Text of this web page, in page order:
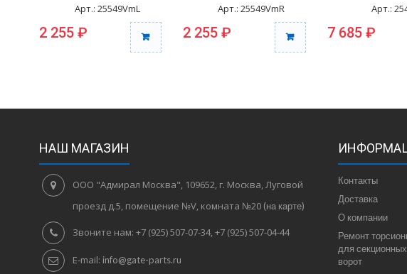
(шт.)
Арт.: 25549VmL
2 255 ₽
(шт.)
Арт.: 25549VmR
2 255 ₽
Арт.:
7 685 ₽
НАШ МАГАЗИН
ООО "Адмирал Москва", 109652, г. Москва, Луговой
проезд д.5, помещение №V, комната №20 (на карте)
Звоните нам: +7 (925) 507-07-34, +7 (925) 507-04-44
E-mail: info@gate-parts.ru
Контакты
Доставка
О компании
Ремонт
для
ворот